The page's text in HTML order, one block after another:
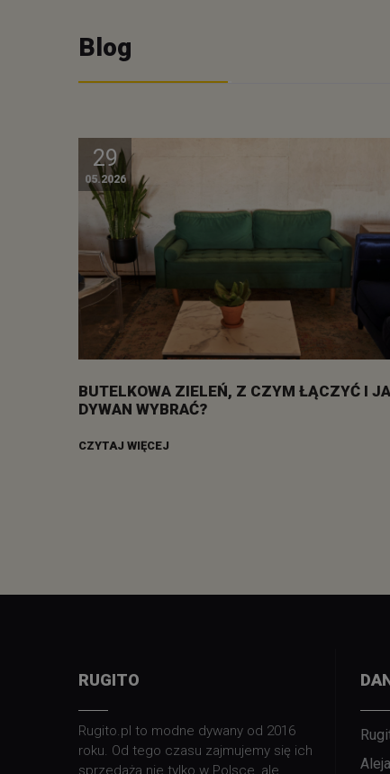
Blog
29
05.2026
BUTELKOWA ZIELEŃ, Z CZYM ŁĄCZYĆ I
DYWAN WYBRAĆ?
CZYTAJ WIĘCEJ
RUGITO
Rugito.pl to modne dywany od 2016
roku. Od tego czasu zajmujemy się ich
sprzedażą nie tylko w Polsce, ale